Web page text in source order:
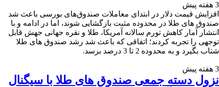
3 هفته پیش
افزایش قیمت دلار در ابتدای معاملات صندوق‌های بورسی باعث شد
صندوق های طلا در محدوده مثبت بازگشایی شوند، اما در ادامه و با
انتشار آمار کاهش تورم سالانه آمریکا، طلا و نقره جهانی جهش قابل
توجهی را تجربه کردند؛ اتفاقی که باعث شد رشد صندوق های طلا
شتاب بگیرد و به محدوده 2 تا 3 درصد برسد.
3 هفته پیش
نزول دسته جمعی صندوق های طلا با سیگنال